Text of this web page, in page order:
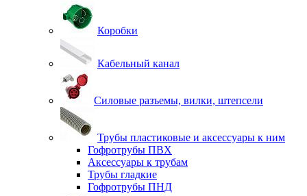
Коробки
Кабельный канал
Силовые разъемы, вилки, штепсели
Трубы пластиковые и аксессуары к ним
Гофротрубы ПВХ
Аксессуары к трубам
Трубы гладкие
Гофротрубы ПНД